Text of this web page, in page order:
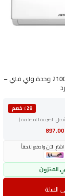
مكيف سبليت استون 21000 وحدة واي فاي –
٪28 خصم
الضريبة المضافة )
الآن وادفع لاحقاً
المخزون
السلة